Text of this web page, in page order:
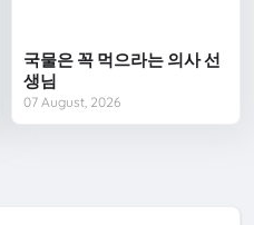
국물은 꼭 먹으라는 의사 선
생님
07 August, 2026